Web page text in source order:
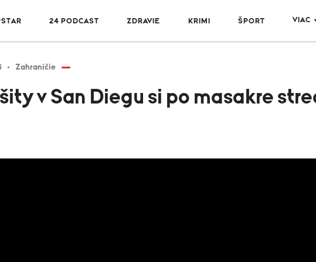
24 PODCAST ZDRAVIE KRIMI ŠPORT VIAC
Zahraničie
v San Diegu si po masakre